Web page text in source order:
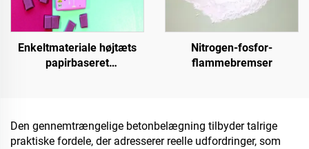
Enkeltmateriale højtæts
papirbaseret
nødder, chokolade,
bagværk og krydderier
Nitrogen-fosfor-
flammebremser
Den gennemtrængelige betonbelægning tilbyder talrige
praktiske fordele, der adresserer reelle udfordringer, som